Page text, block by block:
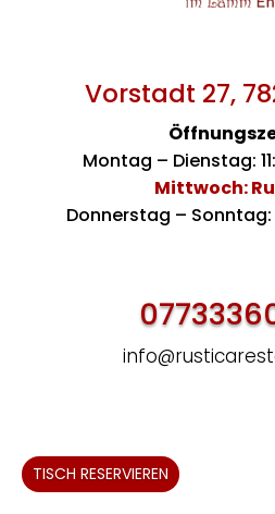
Vorstadt 27,
Montag – Dienstag:
Mittwoch:
Donnerstag – Sonntag:
TISCH RESERVIEREN